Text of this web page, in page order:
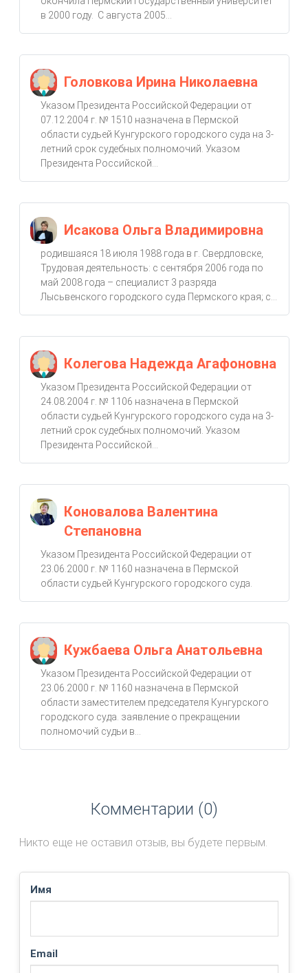
в 2000 году. С августа 2005...
Головкова Ирина Николаевна
Указом Президента Российской Федерации от
07.12.2004 г. № 1510 назначена в Пермской
области судьей Кунгурского городского суда на 3-
летний срок судебных полномочий. Указом
Президента Российской...
Исакова Ольга Владимировна
родившаяся 18 июля 1988 года в г. Свердловске,
Трудовая деятельность: с сентября 2006 года по
май 2008 года – специалист 3 разряда
Лысьвенского городского суда Пермского края; с...
Колегова Надежда Агафоновна
Указом Президента Российской Федерации от
24.08.2004 г. № 1106 назначена в Пермской
области судьей Кунгурского городского суда на 3-
летний срок судебных полномочий. Указом
Президента Российской...
Коновалова Валентина
Степановна
Указом Президента Российской Федерации от
23.06.2000 г. № 1160 назначена в Пермской
области судьей Кунгурского городского суда.
Кужбаева Ольга Анатольевна
Указом Президента Российской Федерации от
23.06.2000 г. № 1160 назначена в Пермской
области заместителем председателя Кунгурского
городского суда. заявление о прекращении
полномочий судьи в...
Комментарии (0)
Никто еще не оставил отзыв, вы будете первым.
Имя
Email